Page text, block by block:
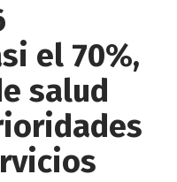
el 70%,
salud